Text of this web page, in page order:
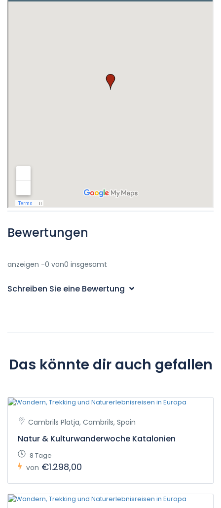
Bewertungen
anzeigen -0 von0 insgesamt
Schreiben Sie eine Bewertung
Das könnte dir auch gefallen
Cambrils Platja, Cambrils, Spain
Natur & Kulturwanderwoche Katalonien
8 Tage
von €1.298,00